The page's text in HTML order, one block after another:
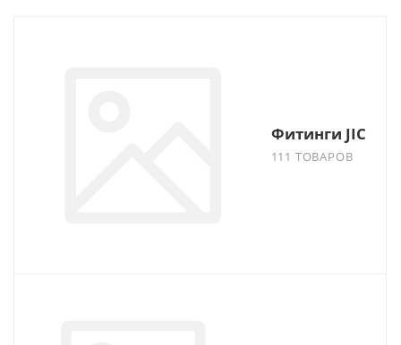
Фитинги JIC
111 ТОВАРОВ